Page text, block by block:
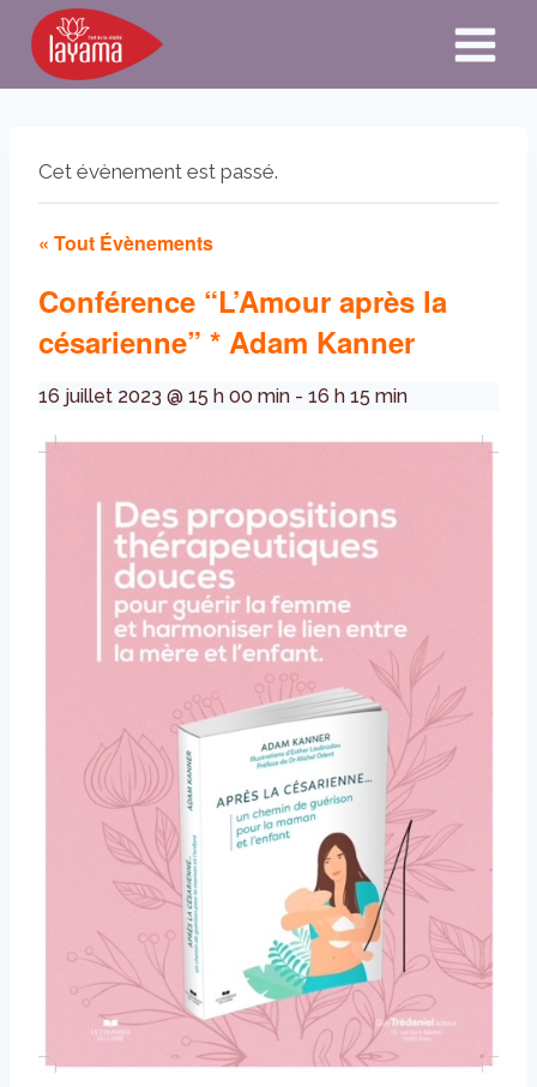
Aller
contenu
Cet évènement est passé.
« Tout Évènements
Conférence “L’Amour après la
césarienne” * Adam Kanner
16 juillet 2023 @ 15 h 00 min - 16 h 15 min